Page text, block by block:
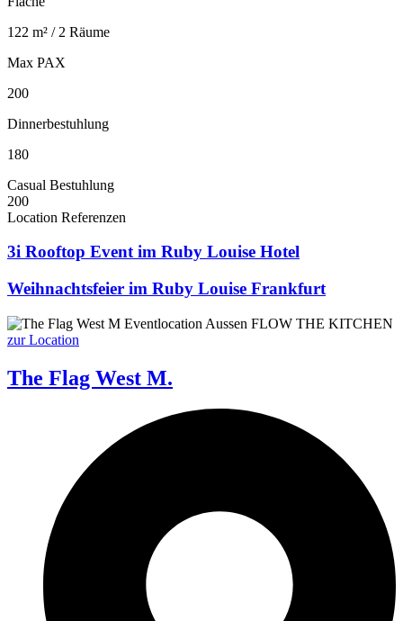
122 m² / 2 Räume
Max PAX
200
Dinnerbestuhlung
180
Casual Bestuhlung
200
Location Referenzen
3i Rooftop Event im Ruby Louise Hotel
Weihnachtsfeier im Ruby Louise Frankfurt
zur Location
The Flag West M.